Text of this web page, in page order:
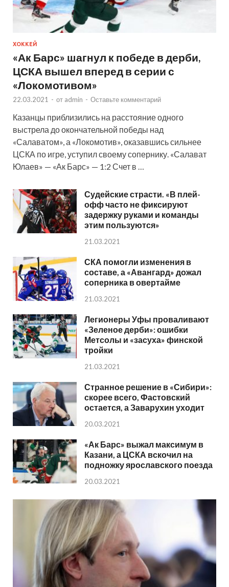
ХОККЕЙ
«Ак Барс» шагнул к победе в дерби,
ЦСКА вышел вперед в серии с
«Локомотивом»
22.03.2021 - от admin - Оставьте комментарий
Казанцы приблизились на расстояние одного
выстрела до окончательной победы над
«Салаватом», а «Локомотив», оказавшись сильнее
ЦСКА по игре, уступил своему сопернику. «Салават
Юлаев» — «Ак Барс» — 1:2 Счет в …
Судейские страсти. «В плей-
офф часто не фиксируют
задержку руками и команды
этим пользуются»
21.03.2021
СКА помогли изменения в
составе, а «Авангард» дожал
соперника в овертайме
21.03.2021
Легионеры Уфы проваливают
«Зеленое дерби»: ошибки
Метсолы и «засуха» финской
тройки
21.03.2021
Странное решение в «Сибири»:
скорее всего, Фастовский
остается, а Заварухин уходит
20.03.2021
«Ак Барс» выжал максимум в
Казани, а ЦСКА вскочил на
подножку ярославского поезда
20.03.2021